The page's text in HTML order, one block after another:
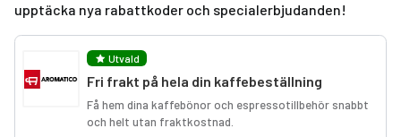
upptäcka nya rabattkoder och specialerbjudanden!
Utvald
Fri frakt på hela din kaffebeställning
Få hem dina kaffebönor och espressotillbehör snabbt
och helt utan fraktkostnad.